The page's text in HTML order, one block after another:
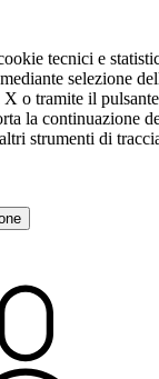
tecnici e
selezione
o tramite il
la continuazione
strumenti di